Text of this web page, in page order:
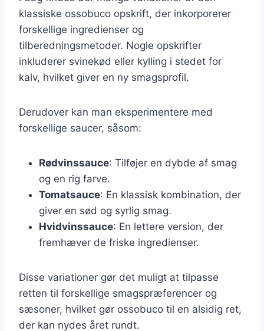
klassiske ossobuco opskrift, der inkorporerer
forskellige ingredienser og
tilberedningsmetoder. Nogle opskrifter
inkluderer svinekød eller kylling i stedet for
kalv, hvilket giver en ny smagsprofil.
Derudover kan man eksperimentere med
forskellige saucer, såsom:
Rødvinssauce: Tilføjer en dybde af smag
og en rig farve.
Tomatsauce: En klassisk kombination, der
giver en sød og syrlig smag.
Hvidvinssauce: En lettere version, der
fremhæver de friske ingredienser.
Disse variationer gør det muligt at tilpasse
retten til forskellige smagspræferencer og
sæsoner, hvilket gør ossobuco til en alsidig ret,
der kan nydes året rundt.